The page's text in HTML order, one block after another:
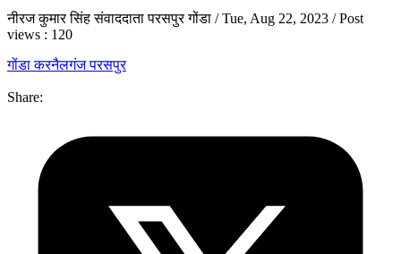
नीरज कुमार सिंह संवाददाता परसपुर गोंडा /Tue, Aug 22, 2023 /Post
views : 120
गोंडाकरनैलगंज परसपुर
Share: